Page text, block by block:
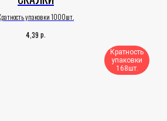
упаковки 1000шт.
4,39 р.
Кратность
упаковки
168шт.​